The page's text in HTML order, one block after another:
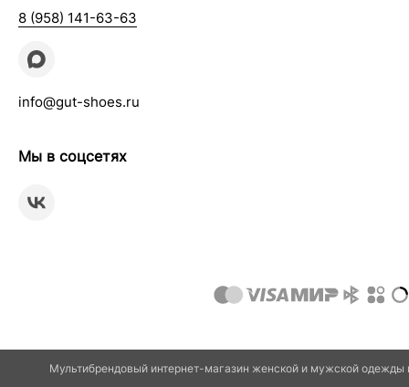
8 (958) 141-63-63
info@gut-shoes.ru
Мы в соцсетях
Мультибрендовый интернет-магазин женской и мужской